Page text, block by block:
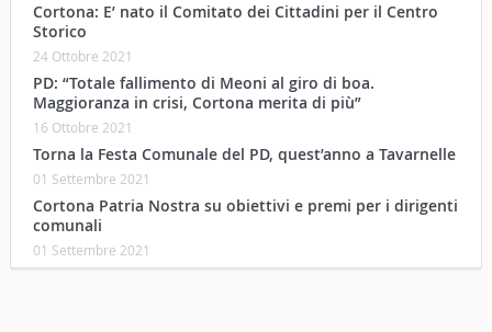
Cortona: E’ nato il Comitato dei Cittadini per il Centro
Storico
24 Ottobre 2021
PD: “Totale fallimento di Meoni al giro di boa.
Maggioranza in crisi, Cortona merita di più”
16 Ottobre 2021
Torna la Festa Comunale del PD, quest’anno a Tavarnelle
01 Settembre 2021
Cortona Patria Nostra su obiettivi e premi per i dirigenti
comunali
01 Settembre 2021